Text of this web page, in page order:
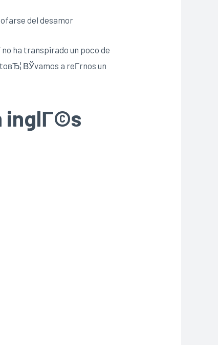
del desamor
ha transpirado un poco de
ВЎvamos a reГ­rnos un
inglГ©s